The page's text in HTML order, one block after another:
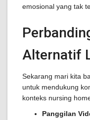
emosional yang tak
Alternatif
Sekarang mari kita
untuk mendukung
konteks nursing
Panggilan